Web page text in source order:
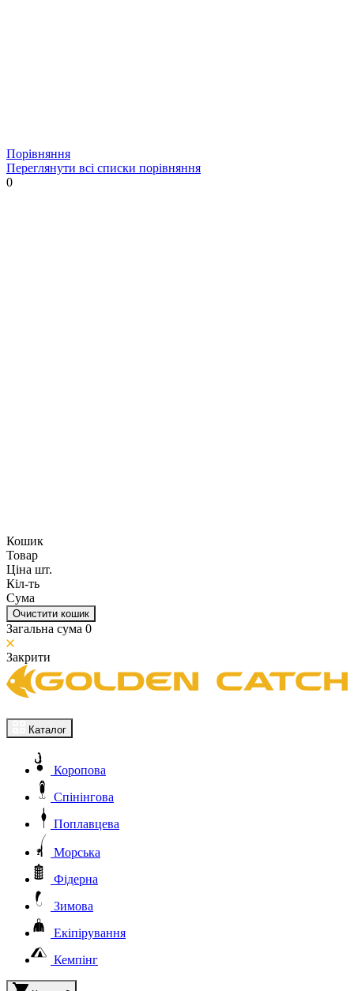
Порівняння
Переглянути всі списки порівняння
0
Кошик
Товар
Ціна шт.
Кіл-ть
Сума
Очистити кошик
Загальна сума 0
Закрити
Каталог
Коропова
Спінінгова
Поплавцева
Морська
Фідерна
Зимова
Екіпірування
Кемпінг